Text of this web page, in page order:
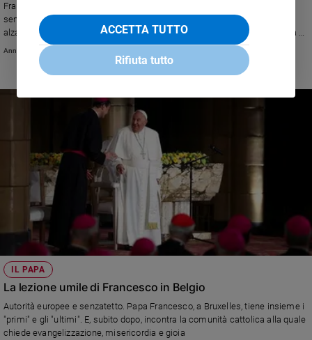
Francesco, nella messa conclusiva del Sinodo, ricorda che Dio ascolta
sempre il grido dei poveri e che la Chiesa non può restare seduta. Deve
alzarsi e tornare al Signore e al Vangelo per gridare al mondo la speranza e
la gioia. Da oggi e fino all'8 dicembre esposta la Cattedra di San PIetro,
simbolo di amore e di unità
Annachiara Valle
IL PAPA
La lezione umile di Francesco in Belgio
Autorità europee e senzatetto. Papa Francesco, a Bruxelles, tiene insieme i
"primi" e gli "ultimi". E, subito dopo, incontra la comunità cattolica alla quale
chiede evangelizzazione, misericordia e gioia
ACCETTA TUTTO
Rifiuta tutto